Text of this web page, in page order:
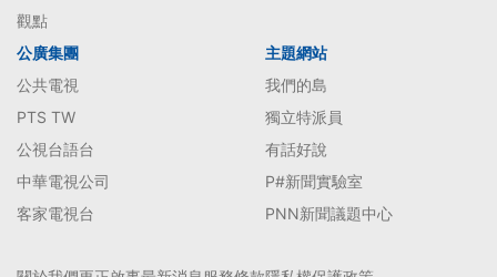
觀點
公廣集團
公共電視
PTS TW
公視台語台
中華電視公司
客家電視台
主題網站
我們的島
獨立特派員
有話好說
P#新聞實驗室
PNN新聞議題中心